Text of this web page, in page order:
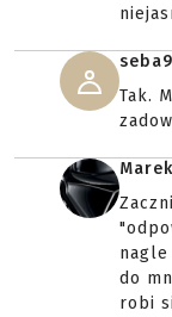
Tak.
do
robi